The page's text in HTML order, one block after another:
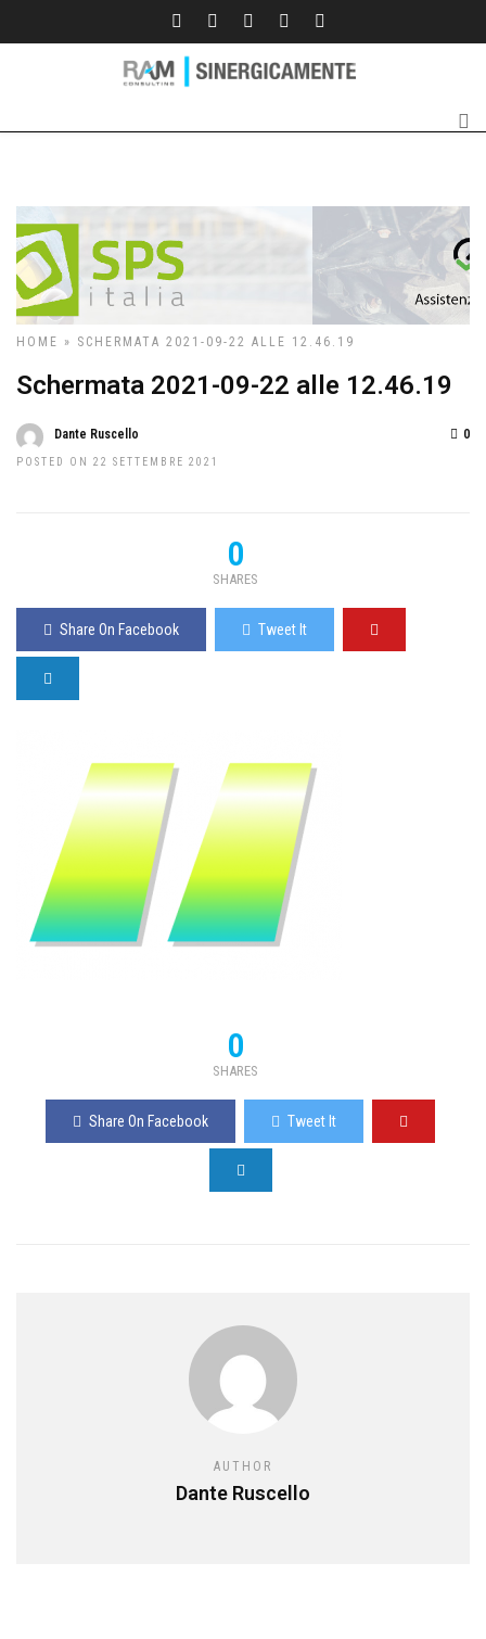
HOME » SCHERMATA 2021-09-22 ALLE 12.46.19
Schermata 2021-09-22 alle 12.46.19
Dante Ruscello
POSTED ON 22 SETTEMBRE 2021
0
0
SHARES
Share On Facebook Tweet It
0
SHARES
Share On Facebook Tweet It
AUTHOR
Dante Ruscello